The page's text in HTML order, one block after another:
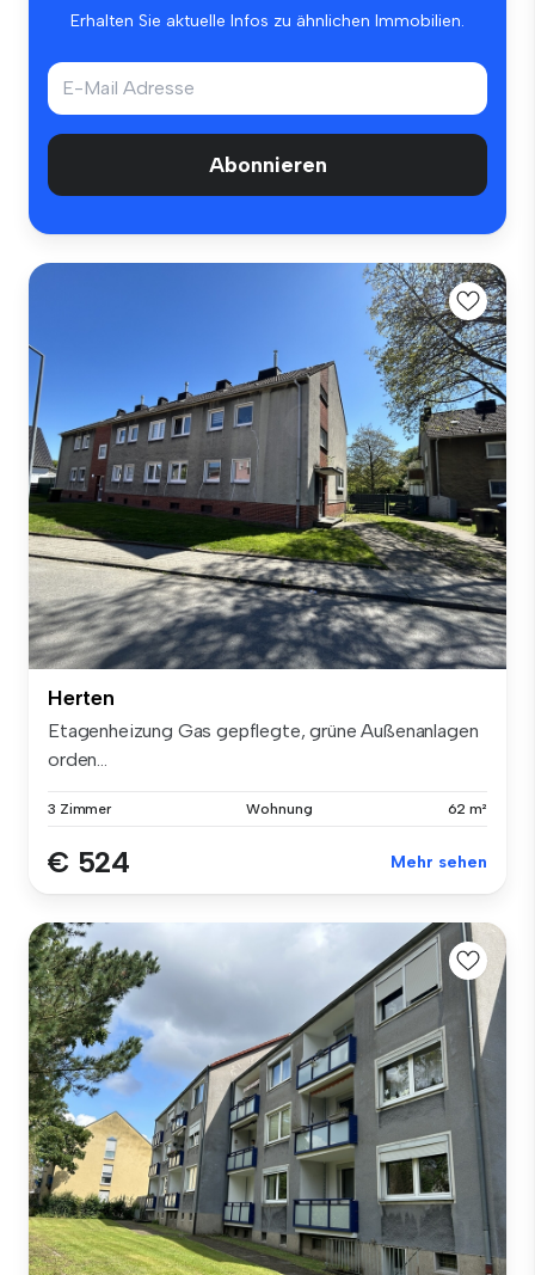
Erhalten Sie aktuelle Infos zu ähnlichen Immobilien.
Abonnieren
Herten
Etagenheizung Gas gepflegte, grüne Außenanlagen
orden...
3 Zimmer Wohnung 62 m²
€ 524 Mehr sehen